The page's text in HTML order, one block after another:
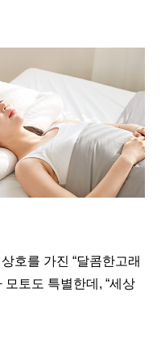
호를 가진 “달콤한고래
모토도 특별한데, “세상